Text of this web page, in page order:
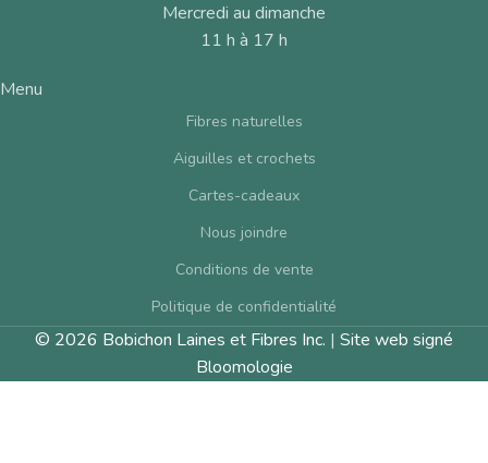
Mercredi au dimanche
11 h à 17 h
Menu
Fibres naturelles
Aiguilles et crochets
Cartes-cadeaux
Nous joindre
Conditions de vente
Politique de confidentialité
© 2026 Bobichon Laines et Fibres Inc. | Site web signé
Bloomologie